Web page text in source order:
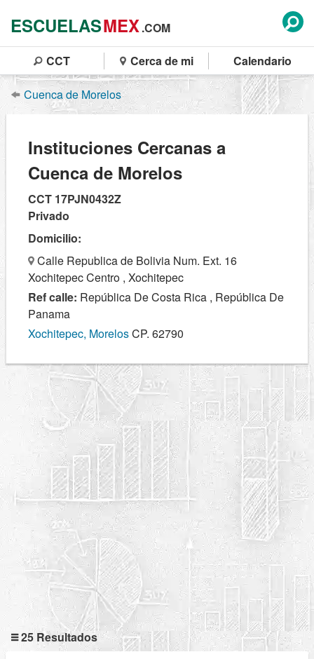
ESCUELASMEX.COM
CCT Cerca de mi Calendario
Cuenca de Morelos
Instituciones Cercanas a
Cuenca de Morelos
CCT 17PJN0432Z
Privado
Domicilio:
Calle Republica de Bolivia Num. Ext. 16
Xochitepec Centro , Xochitepec
Ref calle: República De Costa Rica , República De
Panama
Xochitepec, MorelosCP. 62790
25 Resultados